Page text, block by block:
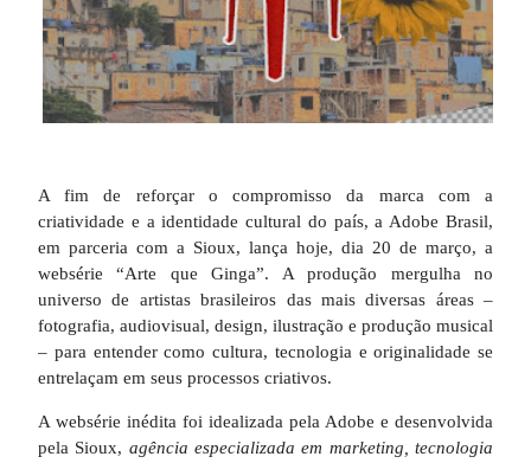
A fim de reforçar o compromisso da marca com a
criatividade e a identidade cultural do país, a Adobe Brasil,
em parceria com a Sioux, lança hoje, dia 20 de março, a
websérie “Arte que Ginga”. A produção mergulha no
universo de artistas brasileiros das mais diversas áreas –
fotografia, audiovisual, design, ilustração e produção musical
– para entender como cultura, tecnologia e originalidade se
entrelaçam em seus processos criativos.
A websérie inédita foi idealizada pela Adobe e desenvolvida
pela Sioux, agência especializada em marketing, tecnologia